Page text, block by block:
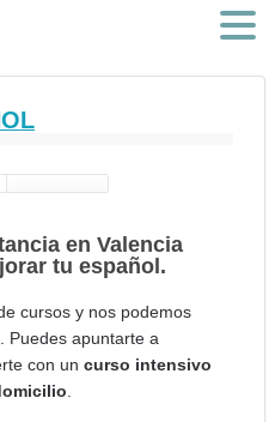
en Valencia
tu español.
cursos y nos podemos
Puedes apuntarte a
con un curso intensivo
.